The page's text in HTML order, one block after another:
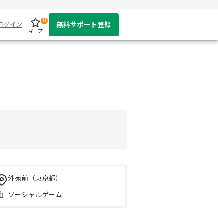
グイン
キープ
0
無料サポート登録
外苑前（東京都）
ソーシャルゲーム